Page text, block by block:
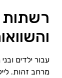
רשתות
עבור ילדים
מרחב זהות.